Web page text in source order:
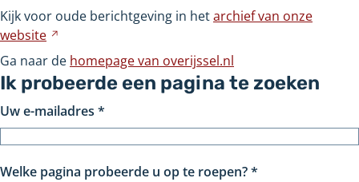
naar
Kijk voor oude berichtgeving in hetarchief van onze
website
naar
andere
website
Ga naar de homepage van overijssel.nl
Ik probeerde een pagina te zoeken
Uw e-mailadres *
Welke pagina probeerde u op te roepen?*